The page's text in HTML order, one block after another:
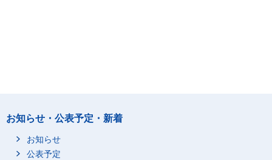
お知らせ・公表予定・新着
お知らせ
公表予定